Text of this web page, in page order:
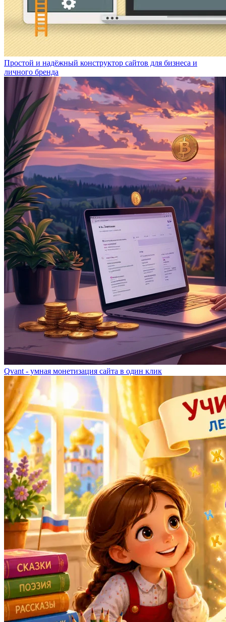
Простой и надёжный конструктор сайтов для бизнеса и
личного бренда
Qvant - умная монетизация сайта в один клик